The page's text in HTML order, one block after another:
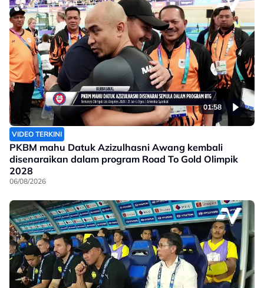
01:58
VIDEO TERKINI
PKBM mahu Datuk Azizulhasni Awang kembali
disenaraikan dalam program Road To Gold Olimpik
2028
06/08/2026